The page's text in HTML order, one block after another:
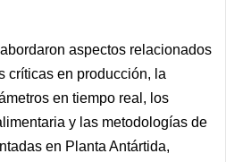
aspectos relacionados
críticas en producción, la
en tiempo real, los
y las metodologías de
en Planta Antártida,